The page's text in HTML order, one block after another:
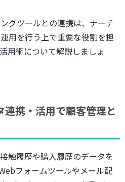
グツールとの連携は、ナーチ
用を行う上で重要な役割を担
用術について解説しましょ
連携・活用で顧客管理と
触履歴や購入履歴のデータを
フォームツールやメール配